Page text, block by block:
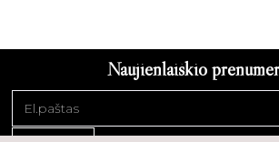
Naujienlaiškio